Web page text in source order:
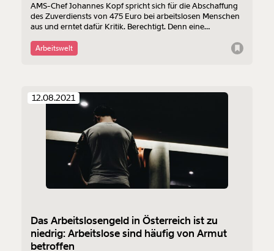
AMS-Chef Johannes Kopf spricht sich für die Abschaffung
des Zuverdiensts von 475 Euro bei arbeitslosen Menschen
aus und erntet dafür Kritik. Berechtigt. Denn eine
Prozent der Arbeitslosen mit Zusatzjobs suchen intensiv
nach einer festen Anstellung. Damit bemühen sich die
Arbeitswelt
12.08.2021
Das Arbeitslosengeld in Österreich ist zu
niedrig: Arbeitslose sind häufig von Armut
betroffen